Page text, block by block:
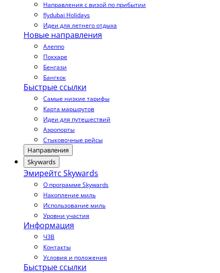
Направления с визой по прибытии
flydubai Holidays
Идеи для летнего отдыха
Новые направления
Алеппо
Покхаре
Бенгази
Бангкок
Быстрые ссылки
Самые низкие тарифы
Карта маршрутов
Идеи для путешествий
Аэропорты
Стыковочные рейсы
Направления
Skywards
Эмирейтс Skywards
О программе Skywards
Накопление миль
Использование миль
Уровни участия
Информация
ЧЗВ
Контакты
Условия и положения
Быстрые ссылки